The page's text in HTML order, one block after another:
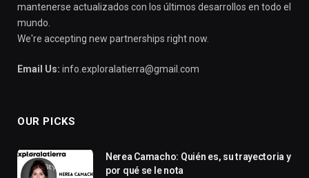
mantenerse actualizados con los últimos desarrollos en todo el
mundo.
We're accepting new partnerships right now.
Email Us: info.exploralatierra@gmail.com
OUR PICKS
Nerea Camacho: Quién es, su trayectoria y
por qué se le nota